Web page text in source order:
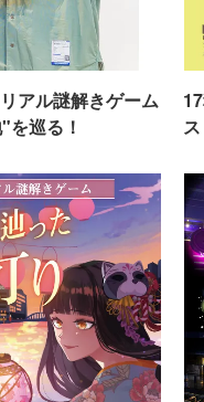
アル謎解きゲーム
巡る！